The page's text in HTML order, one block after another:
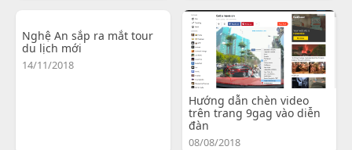
Nghệ An sắp ra mắt tour
du lịch mới
14/11/2018
Hướng dẫn chèn video
trên trang 9gag vào diễn
đàn
08/08/2018